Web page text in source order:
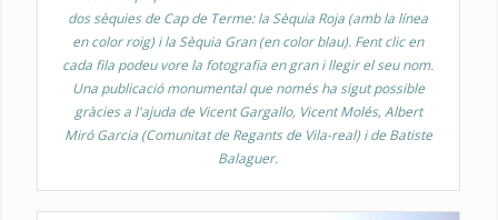
dos sèquies de Cap de Terme: la Sèquia Roja (amb la línea
en color roig) i la Sèquia Gran (en color blau). Fent clic en
cada fila podeu vore la fotografia en gran i llegir el seu nom.
Una publicació monumental que només ha sigut possible
gràcies a l'ajuda de Vicent Gargallo, Vicent Molés, Albert
Miró Garcia (Comunitat de Regants de Vila-real) i de Batiste
Balaguer.